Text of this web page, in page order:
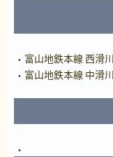
富山地鉄本線 西滑
富山地鉄本線 中滑